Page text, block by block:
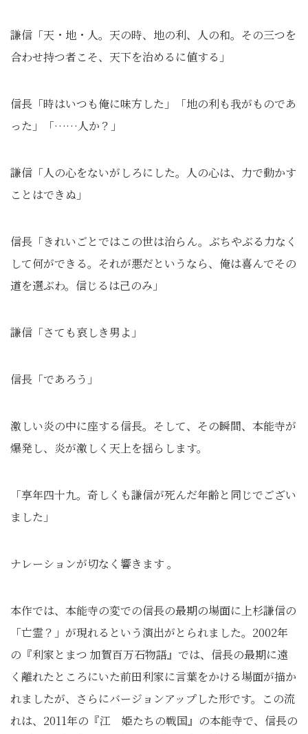
謙信「天・地・人。天の時、地の利、人の和。その三つを
合わせ持つ者こそ、天下を治めるに値する」
信長「時はいつも俺に味方した」「地の利も我がものであ
った」「……人か？」
謙信「人の心をないがしろにした。人の心は、力で動かす
ことはできぬ」
信長「きれいごとではこの世は治らん。ぶちやぶる力なく
して何ができる。それが悪だというなら、俺は喜んでその
道を選ぶわ。信じるは己のみ」
謙信「さても哀しき男よ」
信長「であろう」
激しい炎の中に座する信長。そして、その瞬間、本能寺が
爆発し、炎が激しく天上を揺らします。
「享年四十九。奇しくも謙信が死んだ年齢と同じでござい
ました」
ナレーションが切なく響きます 。
本作では、本能寺の変での信長の最期の場面に上杉謙信の
「亡霊？」が現れるという演出がとられました。2002年
の『利家とまつ 加賀百万石物語』では、信長の最期に遠
く離れたところにいた前田利家に言葉をかける場面が描か
れましたが、さらにバージョンアップした形です。この流
れは、2011年の『江 姫たちの戦国』の本能寺で、信長の